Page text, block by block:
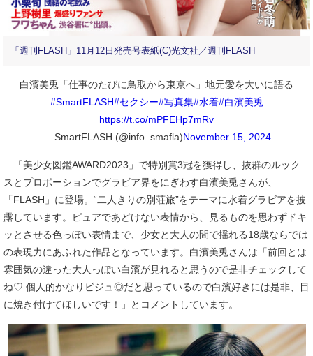
「週刊FLASH」11月12日発売号表紙(C)光文社／週刊FLASH
白濱美兎「仕事のたびに鳥取から東京へ」地元愛を大いに語る
#SmartFLASH#セクシー#写真集#水着#白濱美兎
https://t.co/mPFEHp7mRv
— SmartFLASH (@info_smafla)November 15, 2024
「美少女図鑑AWARD2023」で特別賞3冠を獲得し、抜群のルック
スとプロポーションでグラビア界をにぎわす白濱美兎さんが、
「FLASH」に登場。“二人きりの別荘旅”をテーマに水着グラビアを披
露しています。ピュアであどけない表情から、見るものを思わずドキ
ッとさせる色っぽい表情まで、少女と大人の間で揺れる18歳ならでは
の表現力にあふれた作品となっています。白濱美兎さんは「前回とは
雰囲気の違った大人っぽい白濱が見れると思うので是非チェックして
ね♡ 個人的かなりビジュ◎だと思っているので白濱好きには是非、目
に焼き付けてほしいです！」とコメントしています。